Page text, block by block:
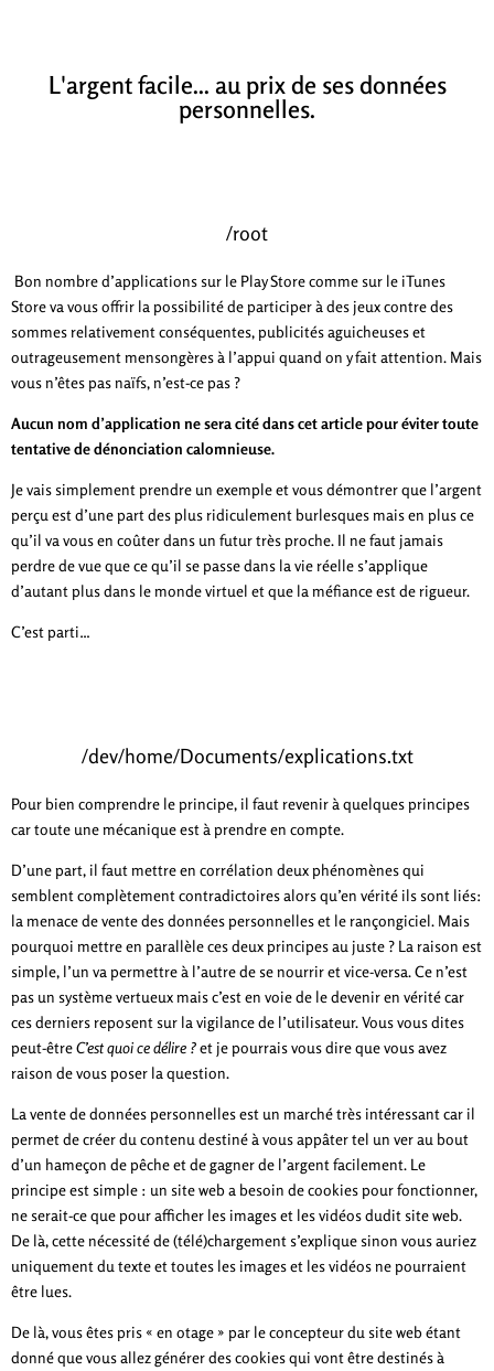
L'argent facile... au prix de ses données
personnelles.
/root
Bon nombre d’applications sur le Play Store comme sur le iTunes
Store va vous offrir la possibilité de participer à des jeux contre des
sommes relativement conséquentes, publicités aguicheuses et
outrageusement mensongères à l’appui quand on y fait attention. Mais
vous n’êtes pas naïfs, n’est-ce pas ?
Aucun nom d’application ne sera cité dans cet article pour éviter toute
tentative de dénonciation calomnieuse.
Je vais simplement prendre un exemple et vous démontrer que l’argent
perçu est d’une part des plus ridiculement burlesques mais en plus ce
qu’il va vous en coûter dans un futur très proche. Il ne faut jamais
perdre de vue que ce qu’il se passe dans la vie réelle s’applique
d’autant plus dans le monde virtuel et que la méfiance est de rigueur.
C’est parti…
/dev/home/Documents/explications.txt
Pour bien comprendre le principe, il faut revenir à quelques principes
car toute une mécanique est à prendre en compte.
D’une part, il faut mettre en corrélation deux phénomènes qui
semblent complètement contradictoires alors qu’en vérité ils sont liés:
la menace de vente des données personnelles et le rançongiciel. Mais
pourquoi mettre en parallèle ces deux principes au juste ? La raison est
simple, l’un va permettre à l’autre de se nourrir et vice-versa. Ce n’est
pas un système vertueux mais c’est en voie de le devenir en vérité car
ces derniers reposent sur la vigilance de l’utilisateur. Vous vous dites
peut-êtreC’est quoi ce délire ?et je pourrais vous dire que vous avez
raison de vous poser la question.
La vente de données personnelles est un marché très intéressant car il
permet de créer du contenu destiné à vous appâter tel un ver au bout
d’un hameçon de pêche et de gagner de l’argent facilement. Le
principe est simple : un site web a besoin de cookies pour fonctionner,
ne serait-ce que pour afficher les images et les vidéos dudit site web.
De là, cette nécessité de (télé)chargement s’explique sinon vous auriez
uniquement du texte et toutes les images et les vidéos ne pourraient
être lues.
De là, vous êtes pris « en otage » par le concepteur du site web étant
donné que vous allez générer des cookies qui vont être destinés à